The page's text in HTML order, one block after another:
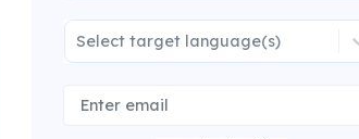
Select target language(s)